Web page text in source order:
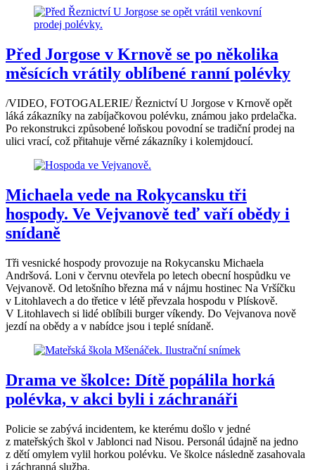
Před Jorgose v Krnově se po několika
měsících vrátily oblíbené ranní polévky
/VIDEO, FOTOGALERIE/ Řeznictví U Jorgose v Krnově opět
láká zákazníky na zabíjačkovou polévku, známou jako prdelačka.
Po rekonstrukci způsobené loňskou povodní se tradiční prodej na
ulici vrací, což přitahuje věrné zákazníky i kolemjdoucí.
Michaela vede na Rokycansku tři
hospody. Ve Vejvanově teď vaří obědy i
snídaně
Tři vesnické hospody provozuje na Rokycansku Michaela
Andršová. Loni v červnu otevřela po letech obecní hospůdku ve
Vejvanově. Od letošního března má v nájmu hostinec Na Vršíčku
v Litohlavech a do třetice v létě převzala hospodu v Plískově.
V Litohlavech si lidé oblíbili burger víkendy. Do Vejvanova nově
jezdí na obědy a v nabídce jsou i teplé snídaně.
Drama ve školce: Dítě popálila horká
polévka, v akci byli i záchranáři
Policie se zabývá incidentem, ke kterému došlo v jedné
z mateřských škol v Jablonci nad Nisou. Personál údajně na jedno
z dětí omylem vylil horkou polévku. Ve školce následně zasahovala
i záchranná služba.